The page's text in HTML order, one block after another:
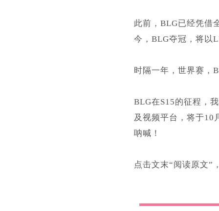
此前，BLG已经凭借
今，BLG夺冠，将以
时隔一年，世界赛，
BLG在S15的征程，
及视频平台，将于10
呐喊！
点击文末“阅读原文”